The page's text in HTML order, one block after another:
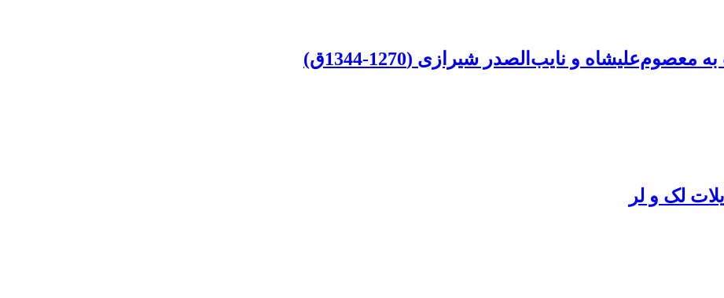
و نایب‌الصدر شیرازی (1270-1344ق)
لک و لر